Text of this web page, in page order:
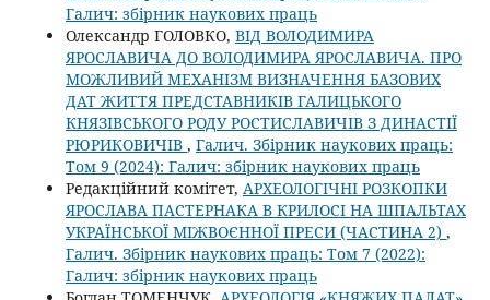
Галич: збірник наукових праць
Олександр ГОЛОВКО, ВІД ВОЛОДИМИРА
ЯРОСЛАВИЧА ДО ВОЛОДИМИРА ЯРОСЛАВИЧА. ПРО
МОЖЛИВИЙ МЕХАНІЗМ ВИЗНАЧЕННЯ БАЗОВИХ
ДАТ ЖИТТЯ ПРЕДСТАВНИКІВ ГАЛИЦЬКОГО
КНЯЗІВСЬКОГО РОДУ РОСТИСЛАВИЧІВ З ДИНАСТІЇ
РЮРИКОВИЧІВ , Галич. Збірник наукових праць:
Том 9 (2024): Галич: збірник наукових праць
Редакційний комітет, АРХЕОЛОГІЧНІ РОЗКОПКИ
ЯРОСЛАВА ПАСТЕРНАКА В КРИЛОСІ НА ШПАЛЬТАХ
УКРАЇНСЬКОЇ МІЖВОЄННОЇ ПРЕСИ (ЧАСТИНА 2) ,
Галич. Збірник наукових праць: Том 7 (2022):
Галич: збірник наукових праць